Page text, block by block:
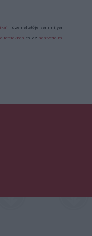
üzemeltetője semmilyen
és azadatvédelmi